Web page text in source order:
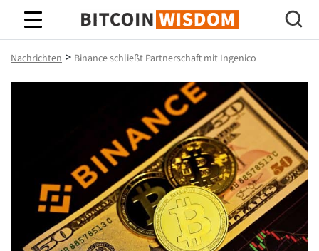
Bitcoin-Weisheit
Nachrichten > Binance schließt Partnerschaft mit Ingenico